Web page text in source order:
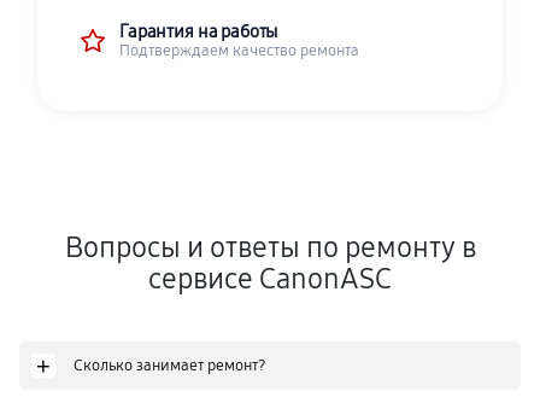
Гарантия на работы
Подтверждаем качество ремонта
Вопросы и ответы по ремонту в
сервисе CanonASC
+ Сколько занимает ремонт?